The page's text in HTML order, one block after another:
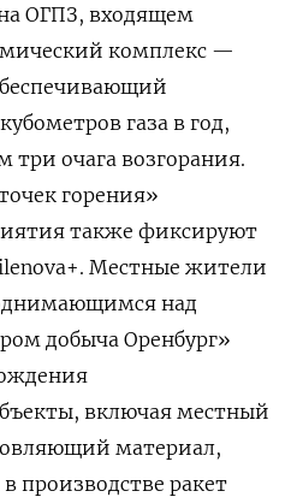
ОГПЗ, входящем
комплекс —
газа в год,
очага возгорания.
горения»
также фиксируют
Местные жители
над
добыча Оренбург»
включая местный
материал,
производстве ракет